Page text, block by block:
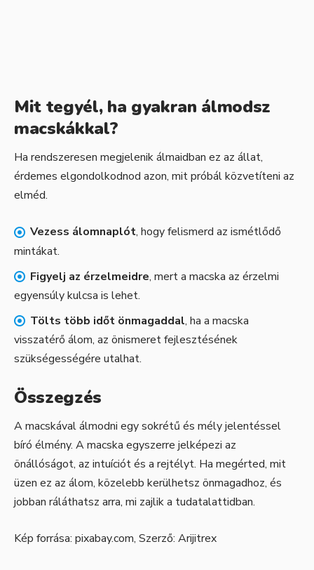
Mit tegyél, ha gyakran álmodsz
macskákkal?
Ha rendszeresen megjelenik álmaidban ez az állat,
érdemes elgondolkodnod azon, mit próbál közvetíteni az
elméd.
Vezess álomnaplót, hogy felismerd az ismétlődő
mintákat.
Figyelj az érzelmeidre, mert a macska az érzelmi
egyensúly kulcsa is lehet.
Tölts több időt önmagaddal, ha a macska
visszatérő álom, az önismeret fejlesztésének
szükségességére utalhat.
Összegzés
A macskával álmodni egy sokrétű és mély jelentéssel
bíró élmény. A macska egyszerre jelképezi az
önállóságot, az intuíciót és a rejtélyt. Ha megérted, mit
üzen ez az álom, közelebb kerülhetsz önmagadhoz, és
jobban ráláthatsz arra, mi zajlik a tudatalattidban.
Kép forrása: pixabay.com, Szerző: Arijitrex